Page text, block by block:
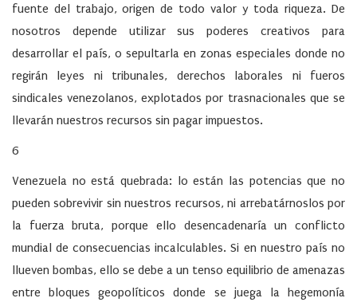
fuente del trabajo, origen de todo valor y toda riqueza. De
nosotros depende utilizar sus poderes creativos para
desarrollar el país, o sepultarla en zonas especiales donde no
regirán leyes ni tribunales, derechos laborales ni fueros
sindicales venezolanos, explotados por trasnacionales que se
llevarán nuestros recursos sin pagar impuestos.
6
Venezuela no está quebrada: lo están las potencias que no
pueden sobrevivir sin nuestros recursos, ni arrebatárnoslos por
la fuerza bruta, porque ello desencadenaría un conflicto
mundial de consecuencias incalculables. Si en nuestro país no
llueven bombas, ello se debe a un tenso equilibrio de amenazas
entre bloques geopolíticos donde se juega la hegemonía